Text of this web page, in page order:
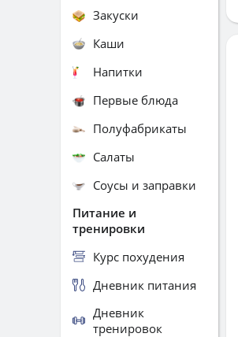
Закуски
Каши
Напитки
Первые блюда
Полуфабрикаты
Салаты
Соусы и заправки
Питание и
тренировки
Курс похудения
Дневник питания
Дневник
тренировок